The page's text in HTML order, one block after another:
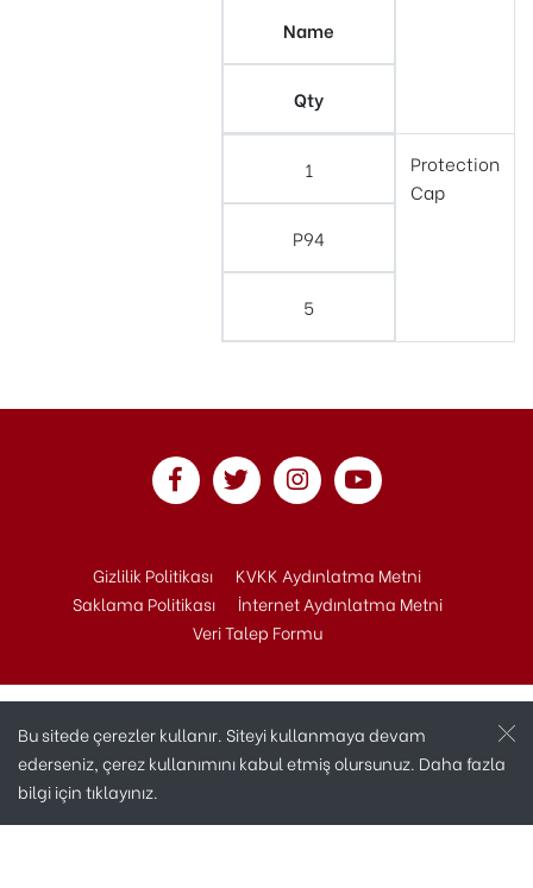
Name
Qty
1
P94
5
Protection
Cap
Gizlilik Politikası
KVKK Aydınlatma Metni
Saklama Politikası
İnternet Aydınlatma Metni
Veri Talep Formu
Bu sitede çerezler kullanır. Siteyi kullanmaya devam
ederseniz, çerez kullanımını kabul etmiş olursunuz. Daha fazla
bilgi içintıklayınız.